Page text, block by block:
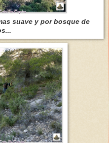
suave y por bosque de